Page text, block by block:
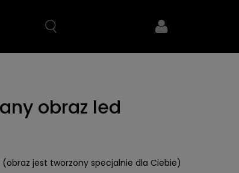
obraz led
jest tworzony specjalnie dla Ciebie)